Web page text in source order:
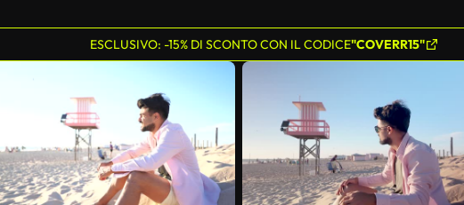
ESCLUSIVO: -15% DI SCONTO CON IL CODICE"COVERR15"